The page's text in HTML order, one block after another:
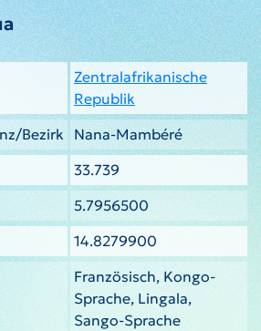
Zentralafrikanische
Republik
Bezirk Nana-Mambéré
33.739
5.7956500
14.8279900
Französisch, Kongo-
Sprache, Lingala,
Sango-Sprache